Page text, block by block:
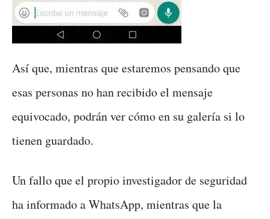
Así que, mientras que estaremos pensando que
esas personas no han recibido el mensaje
equivocado, podrán ver cómo en su galería si lo
tienen guardado.
Un fallo que el propio investigador de seguridad
ha informado a WhatsApp, mientras que la